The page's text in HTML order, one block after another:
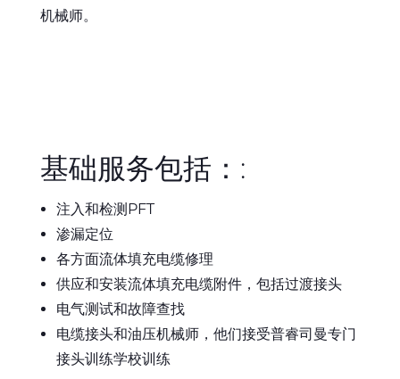
机械师。
基础服务包括：:
注入和检测PFT
渗漏定位
各方面流体填充电缆修理
供应和安装流体填充电缆附件，包括过渡接头
电气测试和故障查找
电缆接头和油压机械师，他们接受普睿司曼专门
接头训练学校训练